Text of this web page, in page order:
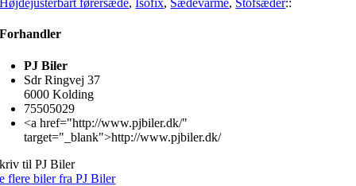
Højdejusterbart førersæde,Isofix, Sædevarme, Stofsæder::
Forhandler
PJ Biler
Sdr Ringvej 37
6000 Kolding
75505029
<a href="http://www.pjbiler.dk/"
target="_blank">http://www.pjbiler.dk/
til PJ Biler
flere biler fra PJ Biler